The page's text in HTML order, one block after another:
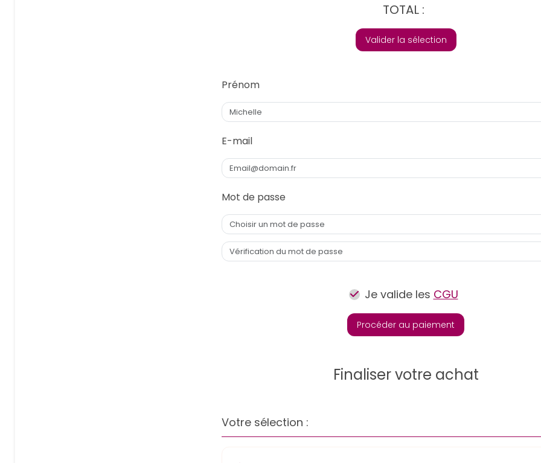
TOTAL :
Valider la sélection
Prénom
E-mail
Mot de passe
Je valide les CGU
Procéder au paiement
Finaliser votre achat
Votre sélection :